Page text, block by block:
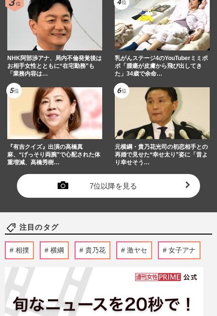
NHK阿部渉アナ、局内不倫発覚後は
お相手女性とともに“在宅勤務”も
「業務内容は…
乳がんステージ4のYouTuberミミポ
ポ「腫瘍が皮膚から飛び出してき
た」34歳で余命…
『有吉クイズ』出演の高橋真
麻、“げっそり両腕”で心配された体
重増減、高橋秀樹…
元横綱・貴乃花光司の初恋相手との
再婚で見せた“幸せ太り”姿に「昔よ
り幸せそう…
7位以降を見る
注目のタグ
相撲 横綱 貴乃花 激ヤセ 女子アナ